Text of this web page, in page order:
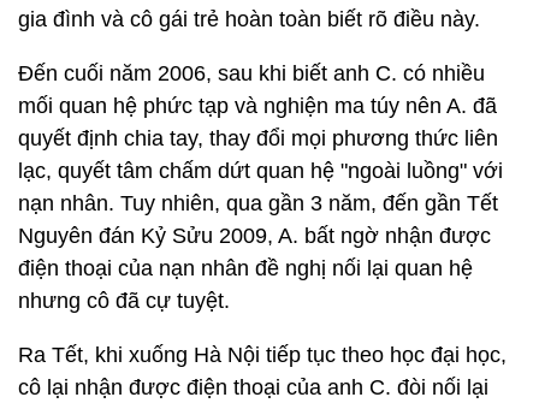
gia đình và cô gái trẻ hoàn toàn biết rõ điều này.
Đến cuối năm 2006, sau khi biết anh C. có nhiều
mối quan hệ phức tạp và nghiện ma túy nên A. đã
quyết định chia tay, thay đổi mọi phương thức liên
lạc, quyết tâm chấm dứt quan hệ "ngoài luồng" với
nạn nhân. Tuy nhiên, qua gần 3 năm, đến gần Tết
Nguyên đán Kỷ Sửu 2009, A. bất ngờ nhận được
điện thoại của nạn nhân đề nghị nối lại quan hệ
nhưng cô đã cự tuyệt.
Ra Tết, khi xuống Hà Nội tiếp tục theo học đại học,
cô lại nhận được điện thoại của anh C. đòi nối lại